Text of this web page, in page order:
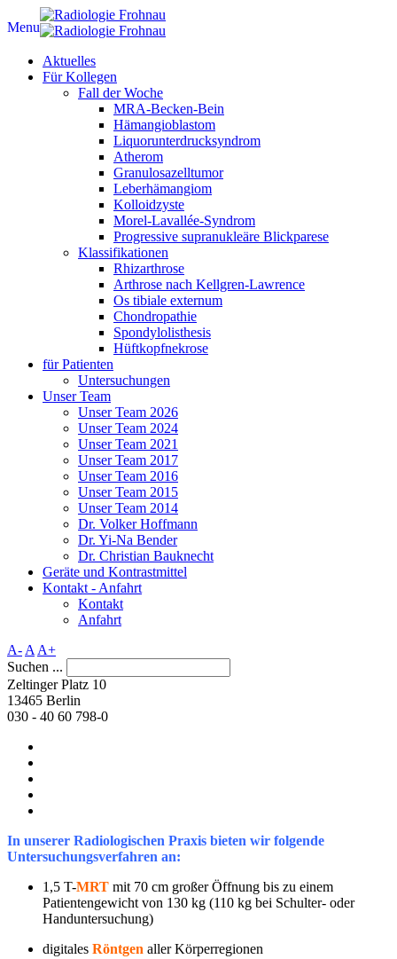
Menu
Aktuelles
Für Kollegen
Fall der Woche
MRA-Becken-Bein
Hämangioblastom
Liquorunterdrucksyndrom
Atherom
Granulosazelltumor
Leberhämangiom
Kolloidzyste
Morel-Lavallée-Syndrom
Progressive supranukleäre Blickparese
Klassifikationen
Rhizarthrose
Arthrose nach Kellgren-Lawrence
Os tibiale externum
Chondropathie
Spondylolisthesis
Hüftkopfnekrose
für Patienten
Untersuchungen
Unser Team
Unser Team 2026
Unser Team 2024
Unser Team 2021
Unser Team 2017
Unser Team 2016
Unser Team 2015
Unser Team 2014
Dr. Volker Hoffmann
Dr. Yi-Na Bender
Dr. Christian Bauknecht
Geräte und Kontrastmittel
Kontakt - Anfahrt
Kontakt
Anfahrt
A- A A+
Suchen ...
Zeltinger Platz 10
13465 Berlin
030 - 40 60 798-0
In unserer Radiologischen Praxis bieten wir folgende
Untersuchungsverfahren an:
1,5 T-MRT mit 70 cm großer Öffnung bis zu einem
Patientengewicht von 130 kg (110 kg bei Schulter- oder
Handuntersuchung)
digitales Röntgen aller Körperregionen